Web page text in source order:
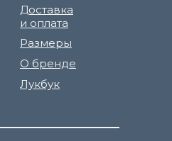
Доставка
и оплата
Лукбук
Размеры
О бренде